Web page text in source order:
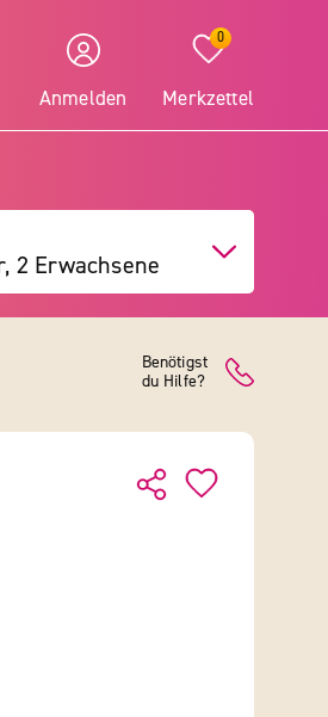
Anmelden
0
Merkzettel
2 Erwachsene
Benötigst
du Hilfe?